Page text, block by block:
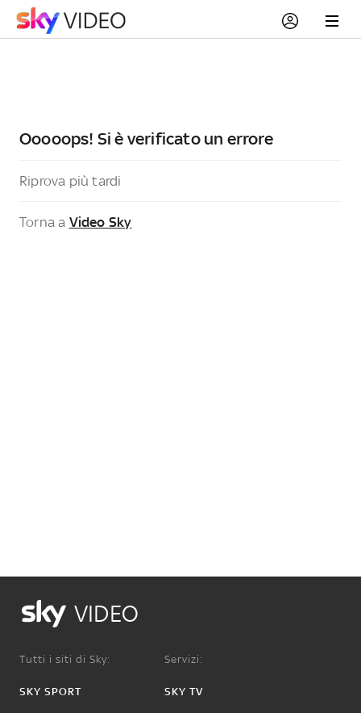
Ooooops! Si è verificato un errore
Riprova più tardi
Torna a Video Sky
VIDEO
Tutti i siti di Sky:
SKY SPORT
Servizi:
SKY TV